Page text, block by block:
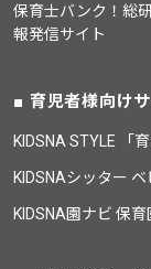
保育士バンク！総
報発信サイト
育児者様向け
KIDSNA STYLE 「
KIDSNAシッター
KIDSNA園ナビ 保